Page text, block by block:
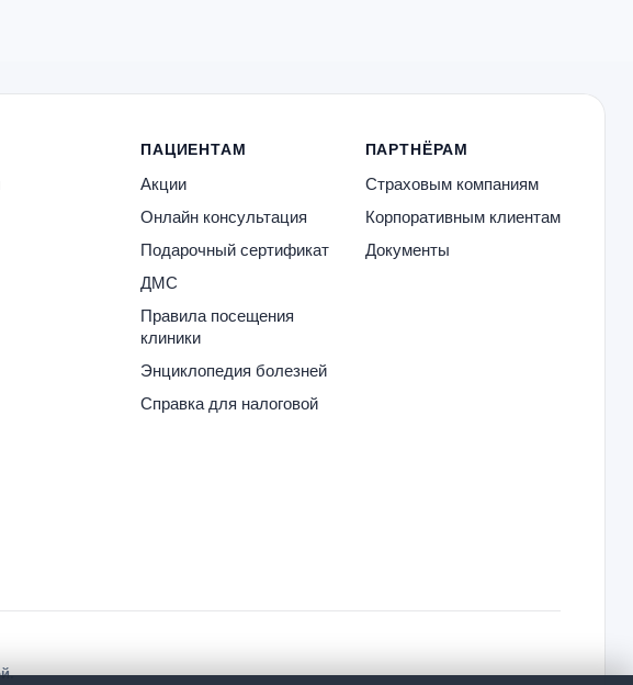
ПАЦИЕНТАМ
Акции
Онлайн консультация
Подарочный сертификат
ДМС
Правила посещения
клиники
Энциклопедия болезней
Справка для налоговой
ПАРТНЁРАМ
Страховым компаниям
Корпоративным клиентам
Документы